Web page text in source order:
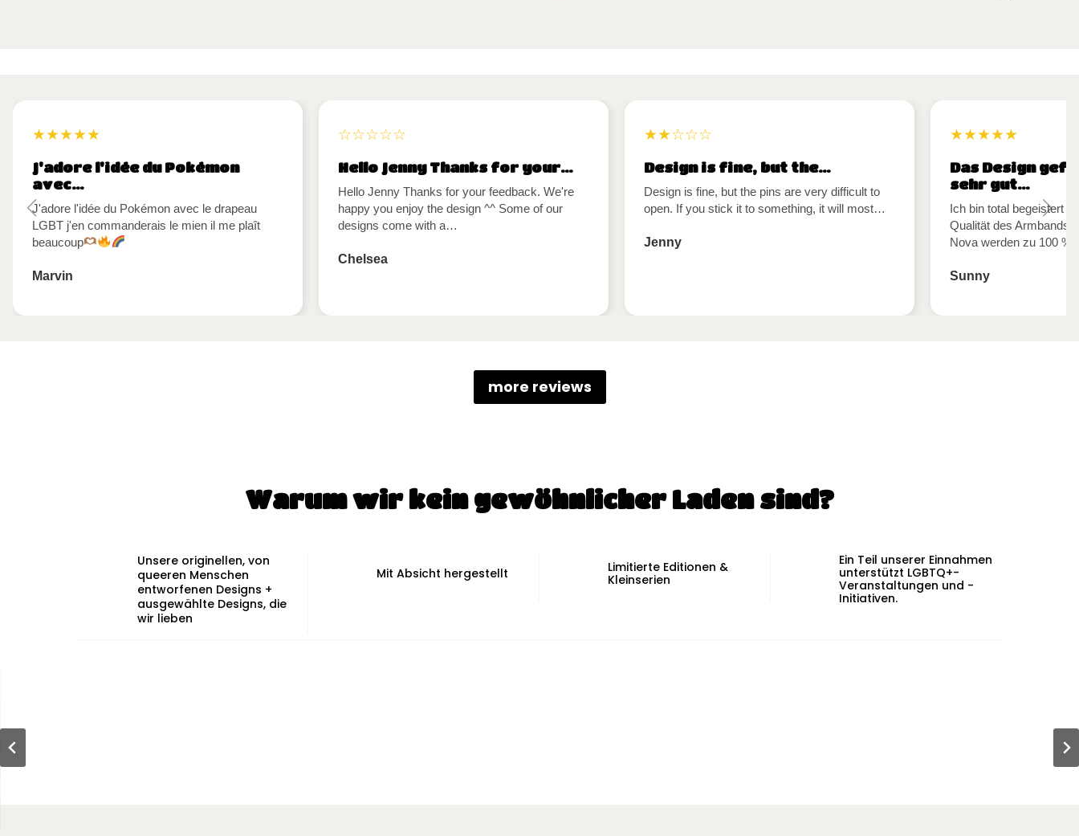
★★★★★
J'adore l'idée du Pokémon
avec…
J'adore l'idée du Pokémon avec le drapeau
LGBT j'en commanderais le mien il me plaît
beaucoup
Marvin
☆☆☆☆☆
Hello Jenny Thanks for your…
Hello Jenny Thanks for your feedback. We're
happy you enjoy the design ^^ Some of our
designs come with a…
Chelsea
★★☆☆☆
Design is fine, but the…
Design is fine, but the pins are very difficult to
open. If you stick it to something, it will most…
Jenny
★★★★★
Das Design
sehr gut…
Ich bin total begeistert
Qualität des Armbands.
Nova werden zu 100 %
Sunny
more reviews
Warum wir kein gewöhnlicher Laden sind?
Unsere originellen, von
queeren Menschen
entworfenen Designs +
ausgewählte Designs, die
wir lieben
Mit Absicht hergestellt
Limitierte Editionen &
Kleinserien
Ein Teil unserer Einnahmen
unterstützt LGBTQ+-
Veranstaltungen und -
Initiativen.